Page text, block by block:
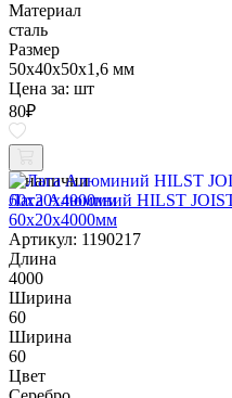
Материал
сталь
Размер
50х40х50х1,6 мм
Цена за: шт
80₽
В наличии
Лага Алюминий HILST
60х20х4000мм
Артикул: 1190217
Длина
4000
Ширина
60
Ширина
60
Цвет